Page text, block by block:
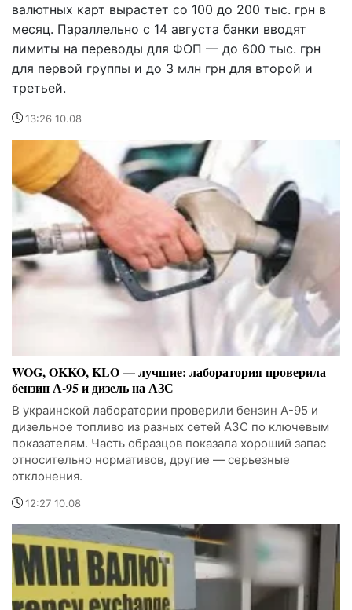
валютных карт вырастет со 100 до 200 тыс. грн в
месяц. Параллельно с 14 августа банки вводят
лимиты на переводы для ФОП — до 600 тыс. грн
для первой группы и до 3 млн грн для второй и
третьей.
13:26 10.08
WOG, OKKO, KLO — лучшие: лаборатория проверила
бензин А-95 и дизель на АЗС
В украинской лаборатории проверили бензин А-95 и
дизельное топливо из разных сетей АЗС по ключевым
показателям. Часть образцов показала хороший запас
относительно нормативов, другие — серьезные
отклонения.
12:27 10.08